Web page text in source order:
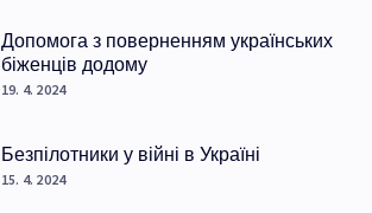
Допомога з поверненням українських
біженців додому
19. 4. 2024
Безпілотники у війні в Україні
15. 4. 2024